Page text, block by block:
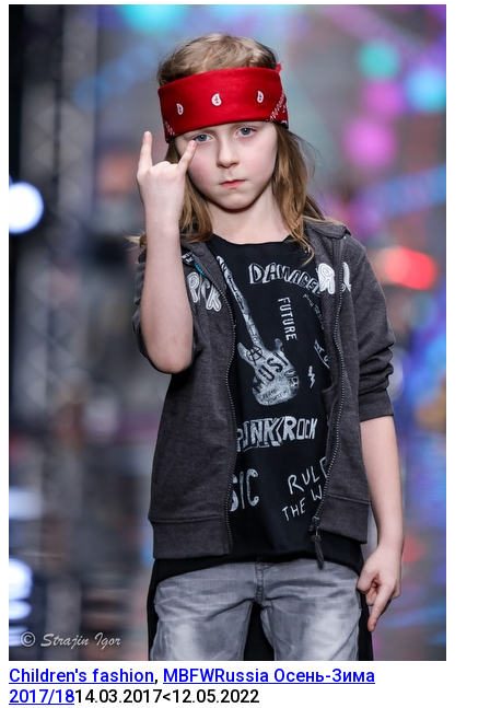
Children's fashion, MBFWRussia Осень-Зима
2017/1814.03.2017<12.05.2022